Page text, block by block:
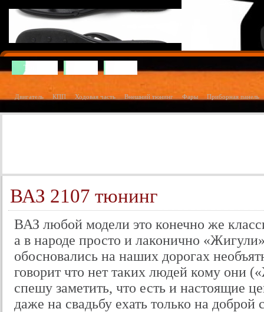
Тюнинг
Двигатель КПП Ходовая часть Внешний тюнинг Фары Приборная панель
ВАЗ 2107 тюнинг
ВАЗ любой модели это конечно же
а в народе просто и лаконично
обосновались на наших дорогах
говорит что нет таких людей кому они
спешу заметить, что есть и настоящие
даже на свадьбу ехать только на